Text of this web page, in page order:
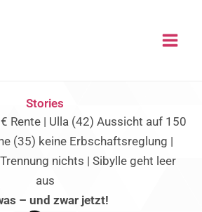
Stories
Rente | Ulla (42) Aussicht auf 150
(35) keine Erbschaftsreglung |
nichts | Sibylle geht leer
aus
– und zwar jetzt!